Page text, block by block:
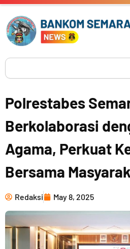
Skip
content
Search
Polrestabes
Berkolaborasi
Agama, Perkuat
Bersama
Redaksi May 8, 2025